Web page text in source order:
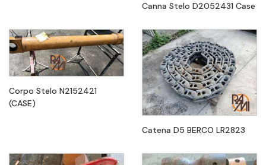
Canna Stelo D2052431 Case
Corpo Stelo N2152421
(CASE)
Catena D5 BERCO LR2823